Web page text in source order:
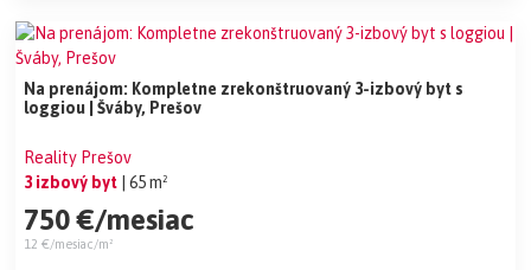
Na prenájom: Kompletne zrekonštruovaný 3-izbový byt s
loggiou | Šváby, Prešov
Reality Prešov
3 izbový byt
| 65 m²
750 €/mesiac
12 €/mesiac/m²